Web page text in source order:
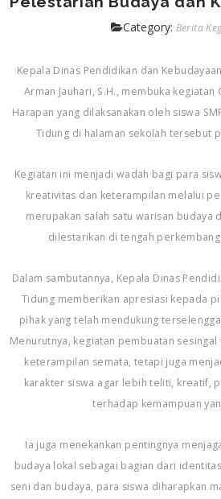
Category: Berita
Kepala Dinas Pendidikan dan
Arman Jauhari, S.H., membuka kegiatan
Harapan yang dilaksanakan oleh siswa
Tidung di halaman sekolah tersebut
Kegiatan ini menjadi wadah bagi para
kreativitas dan keterampilan melalui
merupakan salah satu warisan budaya
dilestarikan di tengah
Dalam sambutannya, Kepala Dinas
Tidung memberikan apresiasi kepada
pihak yang telah mendukung
Menurutnya, kegiatan pembuatan
keterampilan semata, tetapi juga
karakter siswa agar lebih teliti, kreatif,
terhadap kemampuan
Ia juga menekankan pentingnya
budaya lokal sebagai bagian dari
seni dan budaya, para siswa diharapkan